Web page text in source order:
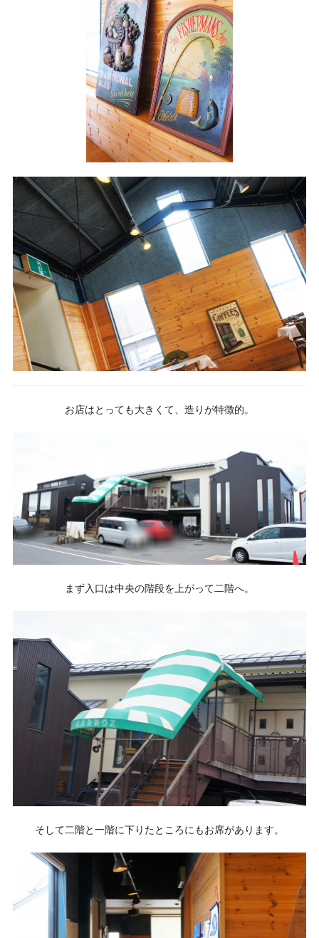
お店はとっても大きくて、造りが特徴的。
まず入口は中央の階段を上がって二階へ。
そして二階と一階に下りたところにもお席があります。